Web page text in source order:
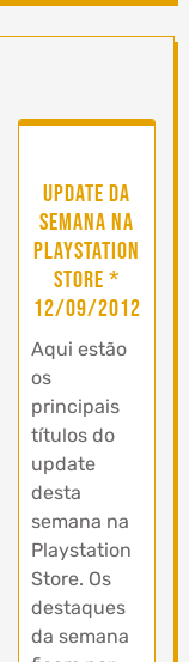
Update da
semana na
Playstation
Store *
12/09/2012
Aqui estão
os
principais
títulos do
update
desta
semana na
Playstation
Store. Os
destaques
da semana